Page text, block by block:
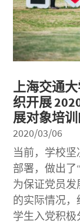
上海交通
织开展
展对象培
2020/03/06
当前，学校
部署，做出了
为保证党员
的实际情况，
学生入党积极